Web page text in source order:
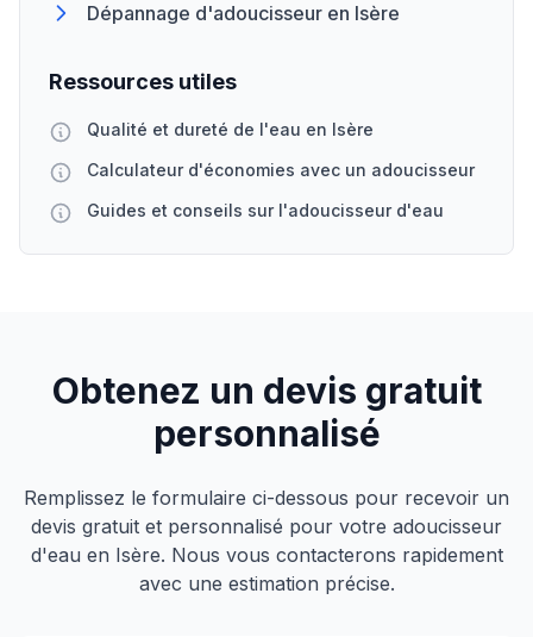
Dépannage d'adoucisseur en Isère
Ressources utiles
Qualité et dureté de l'eau en Isère
Calculateur d'économies avec un adoucisseur
Guides et conseils sur l'adoucisseur d'eau
Obtenez un devis gratuit
personnalisé
Remplissez le formulaire ci-dessous pour recevoir un
devis gratuit et personnalisé pour votre adoucisseur
d'eau en Isère. Nous vous contacterons rapidement
avec une estimation précise.